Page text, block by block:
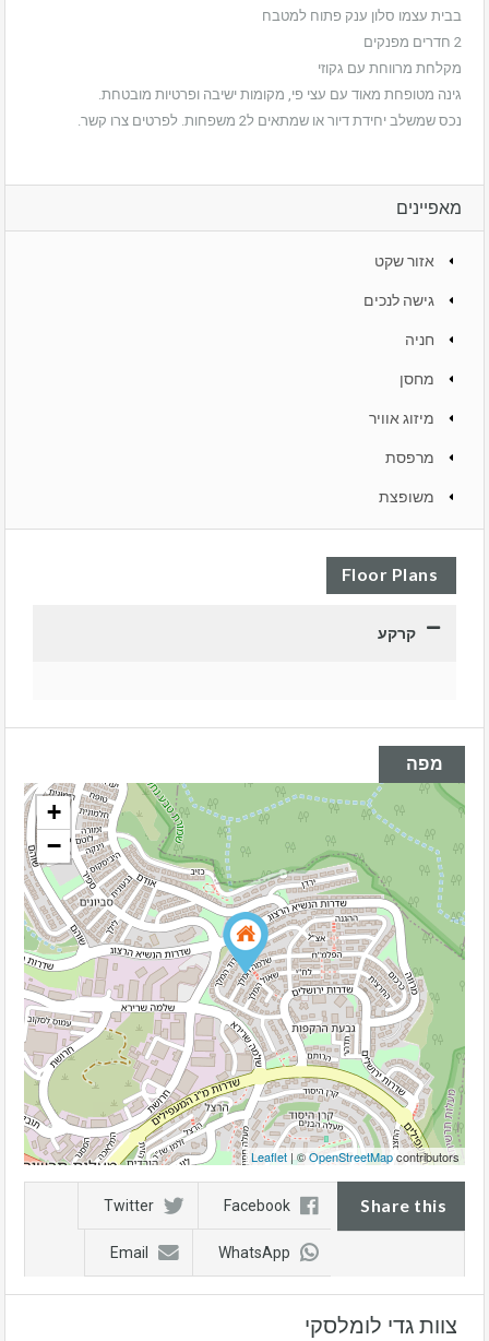
בבית עצמו סלון ענק פתוח למטבח
2 חדרים מפנקים
מקלחת מרווחת עם גקוזי
גינה מטופחת מאוד עם עצי פי, מקומות ישיבה ופרטיות מובטחת.
נכס שמשלב יחידת דיור או שמתאים ל2 משפחות. לפרטים צרו קשר.
מאפיינים
אזור שקט
גישה לנכים
חניה
מחסן
מיזוג אוויר
מרפסת
משופצת
Floor Plans
קרקע
מפה
+
−
Leaflet| ©OpenStreetMapcontributors
Share this
Facebook
Twitter
WhatsApp
Email
צוות גדי לומלסקי